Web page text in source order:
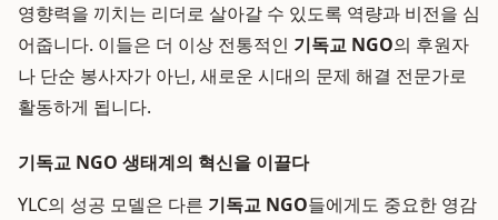
영향력을 끼치는 리더로 살아갈 수 있도록 역량과 비전을 심
어줍니다. 이들은 더 이상 전통적인 기독교 NGO의 후원자
나 단순 봉사자가 아닌, 새로운 시대의 문제 해결 전문가로
활동하게 됩니다.
기독교 NGO 생태계의 혁신을 이끌다
YLC의 성공 모델은 다른 기독교 NGO들에게도 중요한 영감